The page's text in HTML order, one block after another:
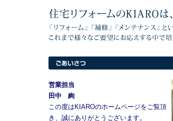
営業担当
田中 絢
この度はKIAROのホームページをご覧頂
き、誠にありがとうございます。